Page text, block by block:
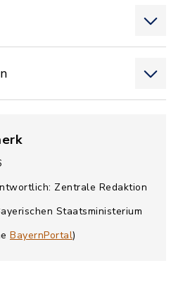
Zentrale Redaktion
Staatsministerium
BayernPortal)